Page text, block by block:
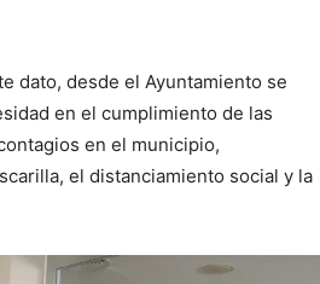
dato, desde el Ayuntamiento se
en el cumplimiento de las
en el municipio,
el distanciamiento social y la